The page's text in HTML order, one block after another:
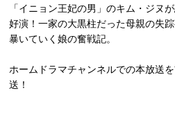
「イニョン王妃の男」のキム・ジヌ
好演！一家の大黒柱だった母親の失
暴いていく娘の奮戦記。
ホームドラマチャンネルでの本放送
送！